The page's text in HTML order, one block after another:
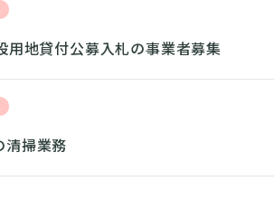
地貸付公募入札の事業者募集
清掃業務